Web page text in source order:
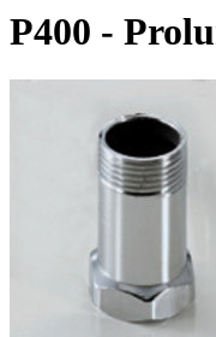
P400 -